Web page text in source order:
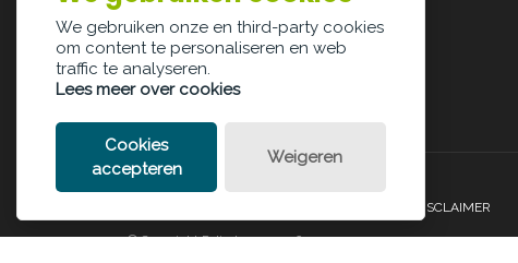
LEGAL DISCLAIMER
© Copyright Palindroom 2026
We gebruiken onze en third-party cookies
om content te personaliseren en web
traffic te analyseren.
Lees meer over cookies
Cookies
accepteren
Weigeren